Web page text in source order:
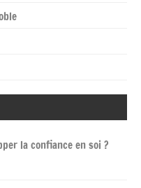
la confiance en soi ?